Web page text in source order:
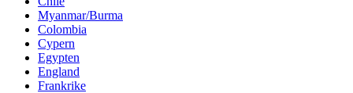
Myanmar/Burma
Colombia
Cypern
Egypten
England
Frankrike